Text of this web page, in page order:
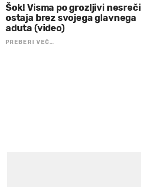
Šok! Visma po grozljivi nesreči
ostaja brez svojega glavnega
aduta (video)
PREBERI VEČ…